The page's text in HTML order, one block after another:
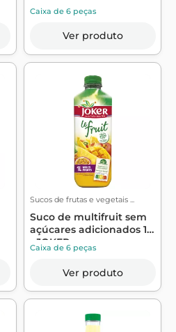
Caixa de 6 peças
Ver produto
Sucos de frutas e vegetais ...
Suco de multifruit sem
açúcares adicionados 1L
- JOKER
Caixa de 6 peças
Ver produto